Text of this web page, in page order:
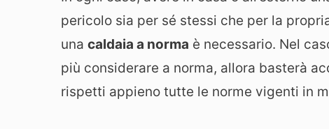
pericolo sia per sé stessi che per la
una caldaia a norma è necessario. Nel
più considerare a norma, allora basterà
rispetti appieno tutte le norme vigenti in